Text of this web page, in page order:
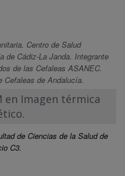
Centro de Salud
de Cádiz-La Janda. Integrante
de las Cefaleas ASANEC.
Cefaleas de Andalucía.
en Imagen térmica
de Ciencias de la Salud de
C3.